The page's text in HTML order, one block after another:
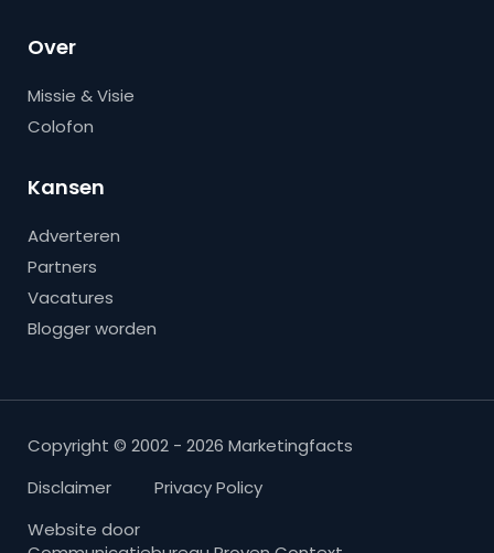
Over
Missie & Visie
Colofon
Kansen
Adverteren
Partners
Vacatures
Blogger worden
Copyright © 2002 - 2026 Marketingfacts
Disclaimer
Privacy Policy
Website door